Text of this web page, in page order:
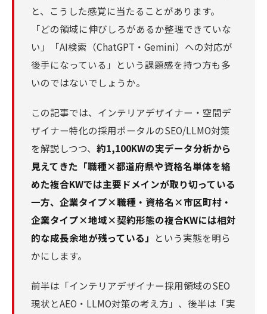
と、こうした感覚に当たることがあります。
「どの領域に伸びしろがあるか整理できていな
い」「AI検索（ChatGPT・Gemini）への対応が
後手になっている」という課題感を持つ方も多
いのではないでしょうか。
この記事では、インテリアデザイナー・空間デ
ザイナー特化の採用ポータルのSEO/LLMO対策
を解説しつつ、 約1,100KWの実データ分析から
見えてきた「職種×都道府県や資格名単体を絡
めた複合KWでは主要ドメインが取り切っている
一方、企業タイプ×職種・資格名×市区町村・
企業タイプ×地域×契約形態の複合KWには相対
的な成長余地が残っている」 という実態を明ら
かにします。
前半は「インテリアデザイナー採用領域のSEO
現状とAEO・LLMO対策の考え方」、後半は「実